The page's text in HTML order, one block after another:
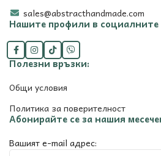
sales@abstracthandmade.com
Нашите профили в
Полезни връзки:
Общи условия
Политика за поверителност
Абонирайте се за нашия
Вашият e-mail адрес: